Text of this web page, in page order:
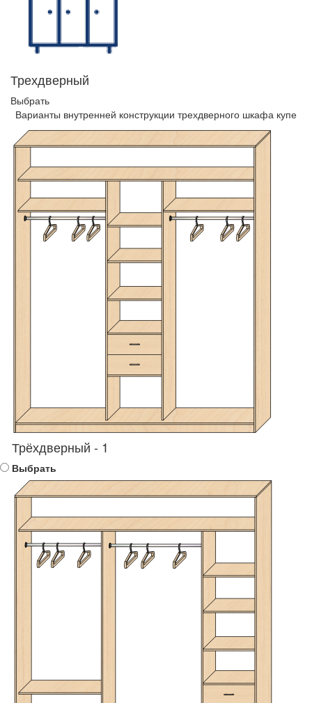
Трехдверный
Выбрать
Варианты внутренней конструкции трехдверного шкафа купе
Трёхдверный - 1
Выбрать